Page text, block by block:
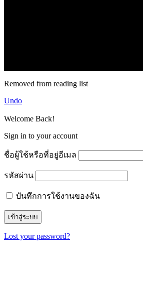
Removed from reading list
Undo
Welcome Back!
Sign in to your account
ชื่อผู้ใช้หรือที่อยู่อีเมล
รหัสผ่าน
บันทึกการใช้งานของฉัน
Lost your password?